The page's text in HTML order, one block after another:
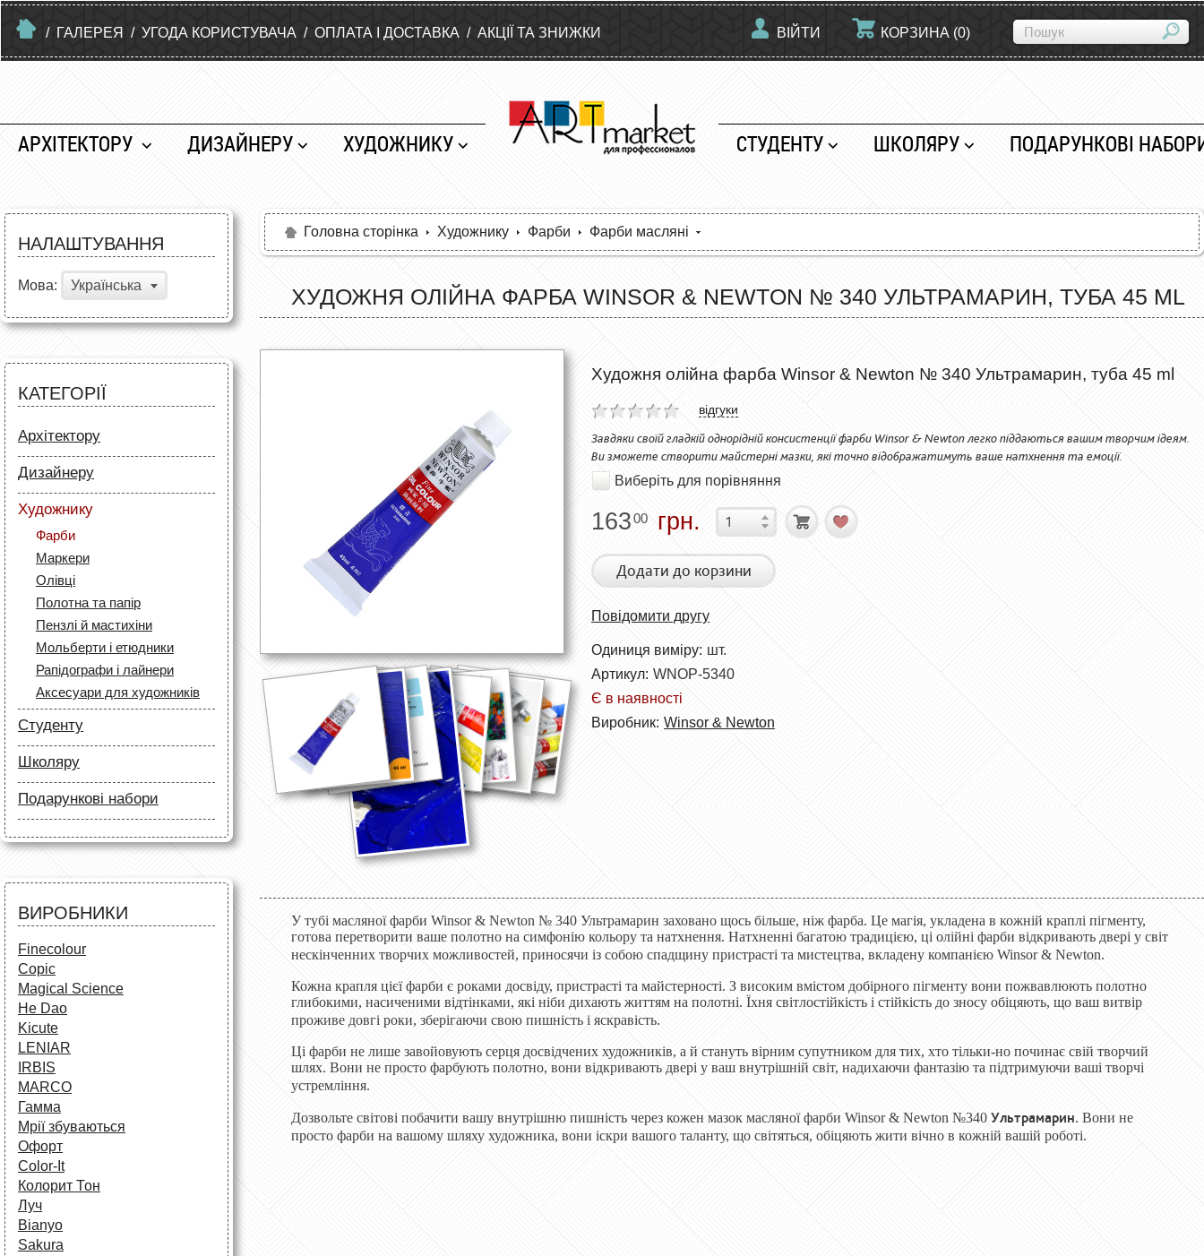
/ ГАЛЕРЕЯ / УГОДА КОРИСТУВАЧА / ОПЛАТА І ДОСТАВКА / АКЦІЇ ТА ЗНИЖКИ ВІЙТИ КОРЗИНА (0)
АРХІТЕКТОРУ ДИЗАЙНЕРУ ХУДОЖНИКУ СТУДЕНТУ ШКОЛЯРУ ПОДАРУНКОВІ
НАЛАШТУВАННЯ
Мова: Українська
КАТЕГОРІЇ
Архітектору
Папір
Лайнери
Маркери
Олівці
Аксесуари для архітекторів
Дизайнеру
Папір
Олівці
Скетч маркери
Лайнери (рапідографи)
Аксесуари для дизайнерів
Художнику
Фарби
Маркери
Олівці
Полотна та папір
Пензлі й мастихіни
Мольберти і етюдники
Рапідографи і лайнери
Аксесуари для художників
Студенту
Папір
Лайнери
Маркери
Олівці
Все для креслення
Школяру
Папір
Маркери
Все для креслення
Все для творчості
Аксесуари для школярів
Подарункові набори
Олівці
Фарби та пензлі
ВИРОБНИКИ
Finecolour
Copic
Magical Science
He Dao
Kicute
LENIAR
IRBIS
MARCO
Гамма
Мрії збуваються
Офорт
Сolor-It
Колорит Тон
Луч
Bianyo
Sakura
Головна сторінка Художнику Фарби Фарби масляні
ХУДОЖНЯ ОЛІЙНА ФАРБА WINSOR & NEWTON № 340 УЛЬТРАМАРИН, ТУБА 45 ML
Художня олійна фарба Winsor & Newton № 340 Ультрамарин, туба 45 ml
відгуки
Завдяки своїй гладкій однорідній консистенції фарби Winsor & Newton легко піддаються вашим творчим ідеям.
Ви зможете створити майстерні мазки, які точно відображатимуть ваше натхнення та емоції.
Виберіть для порівняння
16300 грн.
Додати до корзини
Повідомити другу
Одиниця виміру: шт.
Артикул: WNOP-5340
Є в наявності
Виробник: Winsor & Newton
У тубі масляної фарби Winsor & Newton № 340 Ультрамарин заховано щось більше, ніж фарба. Це магія, укладена в кожній краплі пігменту,
готова перетворити ваше полотно на симфонію кольору та натхнення. Натхненні багатою традицією, ці олійні фарби відкривають двері у світ
нескінченних творчих можливостей, приносячи із собою спадщину пристрасті та мистецтва, вкладену компанією Winsor & Newton.
Кожна крапля цієї фарби є роками досвіду, пристрасті та майстерності. З високим вмістом добірного пігменту вони пожвавлюють полотно
глибокими, насиченими відтінками, які ніби дихають життям на полотні. Їхня світлостійкість і стійкість до зносу обіцяють, що ваш витвір
проживе довгі роки, зберігаючи свою пишність і яскравість.
Ці фарби не лише завойовують серця досвідчених художників, а й стануть вірним супутником для тих, хто тільки-но починає свій творчий
шлях. Вони не просто фарбують полотно, вони відкривають двері у ваш внутрішній світ, надихаючи фантазію та підтримуючи ваші творчі
устремління.
Дозвольте світові побачити вашу внутрішню пишність через кожен мазок масляної фарби Winsor & Newton №340 Ультрамарин. Вони не
просто фарби на вашому шляху художника, вони іскри вашого таланту, що світяться, обіцяють жити вічно в кожній вашій роботі.